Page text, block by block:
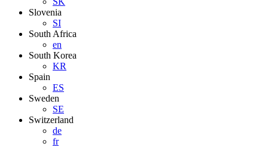
Slovenia
SI
South Africa
en
South Korea
KR
Spain
ES
Sweden
SE
Switzerland
de
fr